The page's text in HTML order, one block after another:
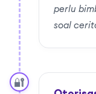
perlu
soal
🔐